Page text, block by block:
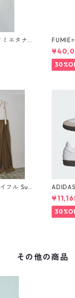
ミエタナ
F23A
カ
13
フル Sus
Pants 12
White
その他の商品